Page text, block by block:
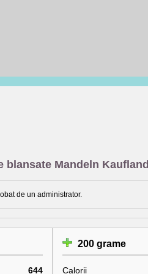
Mandeln Kaufland
de un administrator.
644
200 grame
Calorii